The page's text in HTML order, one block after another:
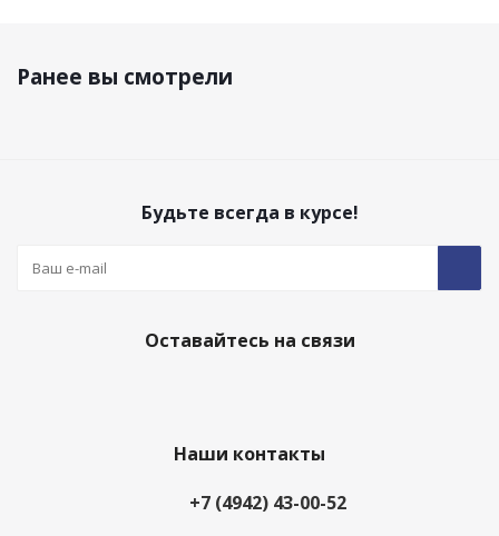
Ранее вы смотрели
Будьте всегда в курсе!
Оставайтесь на связи
Наши контакты
+7 (4942) 43-00-52